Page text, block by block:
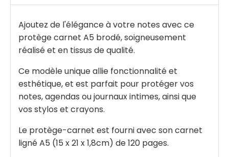
Ajoutez de l'élégance à votre notes avec ce
protège carnet A5 brodé, soigneusement
réalisé et en tissus de qualité.
Ce modèle unique allie fonctionnalité et
esthétique, et est parfait pour protéger vos
notes, agendas ou journaux intimes, ainsi que
vos stylos et crayons.
Le protège-carnet est fourni avec son carnet
ligné A5 (15 x 21 x 1,8cm) de 120 pages.